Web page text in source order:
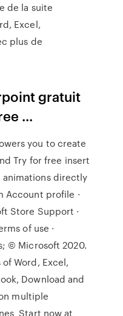
de la suite
Excel,
plus de
gratuit
...
you to create
Try for free insert
directly
Account profile ·
Store Support ·
of use ·
© Microsoft 2020.
Word, Excel,
Download and
multiple
Start now at